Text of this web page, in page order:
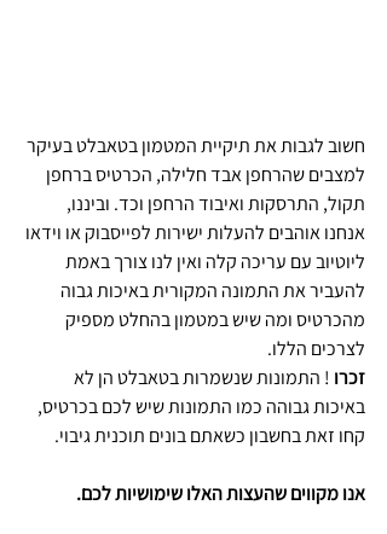
חשוב לגבות את תיקיית המטמון בטאבלט בעיקר
למצבים שהרחפן אבד חלילה, הכרטיס ברחפן
תקול, התרסקות ואיבוד הרחפן וכד. וביננו,
אנחנו אוהבים להעלות ישירות לפייסבוק או וידאו
ליוטיוב עם עריכה קלה ואין לנו צורך באמת
להעביר את התמונה המקורית באיכות גבוה
מהכרטיס ומה שיש במטמון בהחלט מספיק
לצרכים הללו.
זכרו ! התמונות שנשמרות בטאבלט הן לא
באיכות גבוהה כמו התמונות שיש לכם בכרטיס,
קחו זאת בחשבון כשאתם בונים תוכנית גיבוי.
אנו מקווים שהעצות האלו שימושיות לכם.